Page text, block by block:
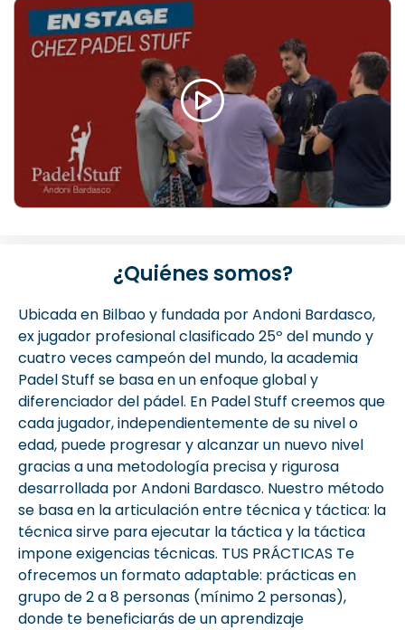
¿Quiénes somos?
Ubicada en Bilbao y fundada por Andoni Bardasco,
ex jugador profesional clasificado 25º del mundo y
cuatro veces campeón del mundo, la academia
Padel Stuff se basa en un enfoque global y
diferenciador del pádel. En Padel Stuff creemos que
cada jugador, independientemente de su nivel o
edad, puede progresar y alcanzar un nuevo nivel
gracias a una metodología precisa y rigurosa
desarrollada por Andoni Bardasco. Nuestro método
se basa en la articulación entre técnica y táctica: la
técnica sirve para ejecutar la táctica y la táctica
impone exigencias técnicas. TUS PRÁCTICAS Te
ofrecemos un formato adaptable: prácticas en
grupo de 2 a 8 personas (mínimo 2 personas),
donde te beneficiarás de un aprendizaje